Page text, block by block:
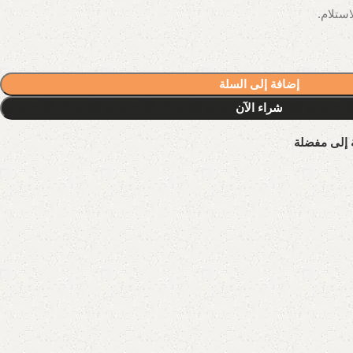
إضافة إلى السلة
شراء الآن
إلى مفضلة